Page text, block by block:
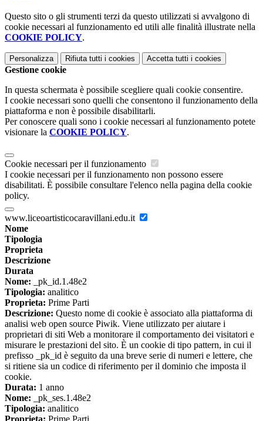
Questo sito o gli strumenti terzi da questo utilizzati si avvalgono di
cookie necessari al funzionamento ed utili alle finalità illustrate nella
COOKIE POLICY.
Personalizza Rifiuta tutti i cookies Accetta tutti i cookies
Gestione cookie
In questa schermata è possibile scegliere quali cookie consentire.
I cookie necessari sono quelli che consentono il funzionamento della
piattaforma e non è possibile disabilitarli.
Per conoscere quali sono i cookie necessari al funzionamento potete
visionare la COOKIE POLICY.
Cookie necessari per il funzionamento
I cookie necessari per il funzionamento non possono essere
disabilitati. È possibile consultare l'elenco nella pagina della cookie
policy.
www.liceoartisticocaravillani.edu.it
Nome
Tipologia
Proprieta
Descrizione
Durata
Nome: _pk_id.1.48e2
Tipologia: analitico
Proprieta: Prime Parti
Descrizione: Questo nome di cookie è associato alla piattaforma di
analisi web open source Piwik. Viene utilizzato per aiutare i
proprietari di siti Web a monitorare il comportamento dei visitatori e
misurare le prestazioni del sito. È un cookie di tipo pattern, in cui il
prefisso _pk_id è seguito da una breve serie di numeri e lettere, che
si ritiene sia un codice di riferimento per il dominio che imposta il
cookie.
Durata: 1 anno
Nome: _pk_ses.1.48e2
Tipologia: analitico
Proprieta: Prime Parti